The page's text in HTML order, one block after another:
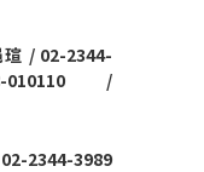
瑄 / 02-2344-
/
2344-3989